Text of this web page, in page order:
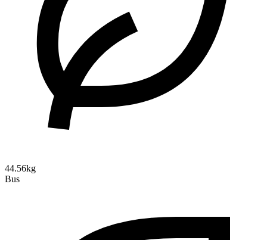
44.56kg
Bus